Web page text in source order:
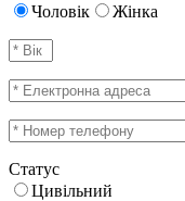
Чоловік Жінка
Статус
Цивільний